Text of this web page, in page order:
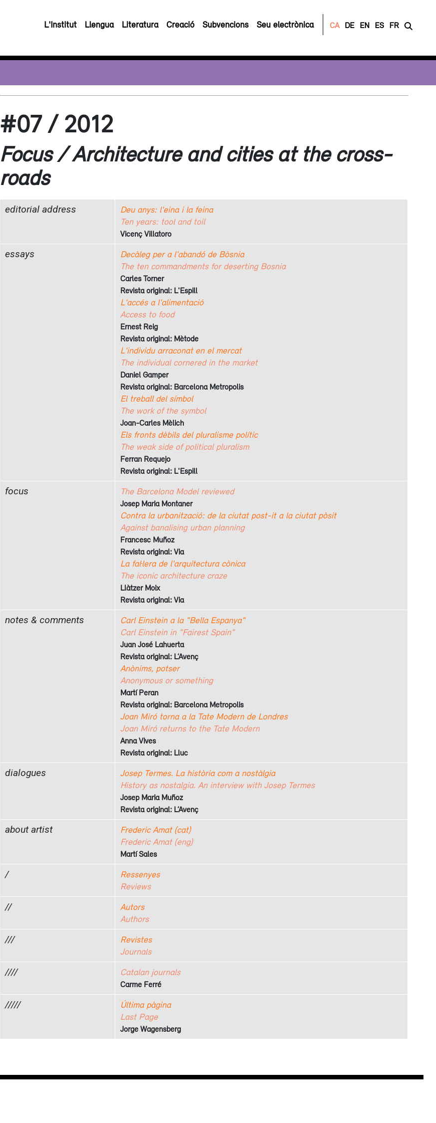
L'Institut Llengua Literatura Creació Subvencions Seu electrònica CA DE EN ES FR
#07 / 2012
Focus / Architecture and cities at the cross-
roads
editorial address
Deu anys: l'eina i la feina
Ten years: tool and toil
Vicenç Villatoro
essays
Decàleg per a l'abandó de Bòsnia
The ten commandments for deserting Bosnia
Carles Torner
Revista original: L'Espill
L'accés a l'alimentació
Access to food
Ernest Reig
Revista original: Mètode
L'individu arraconat en el mercat
The individual cornered in the market
Daniel Gamper
Revista original: Barcelona Metropolis
El treball del símbol
The work of the symbol
Joan-Carles Mèlich
Els fronts dèbils del pluralisme polític
The weak side of political pluralism
Ferran Requejo
Revista original: L'Espill
focus The Barcelona Model reviewed
Josep Maria Montaner
Contra la urbanització: de la ciutat post-it a la ciutat pòsit
Against banalising urban planning
Francesc Muñoz
Revista original: Via
La fal·lera de l'arquitectura cònica
The iconic architecture craze
Llàtzer Moix
Revista original: Via
notes & comments
Carl Einstein a la "Bella Espanya"
Carl Einstein in "Fairest Spain"
Juan José Lahuerta
Revista original: L’Avenç
Anònims, potser
Anonymous or something
Martí Peran
Revista original: Barcelona Metropolis
Joan Miró torna a la Tate Modern de Londres
Joan Miró returns to the Tate Modern
Anna Vives
Revista original: Lluc
dialogues
Josep Termes. La història com a nostàlgia
History as nostalgia. An interview with Josep Termes
Josep Maria Muñoz
Revista original: L’Avenç
about artist
Frederic Amat (cat)
Frederic Amat (eng)
Martí Sales
/
Ressenyes
Reviews
//
Autors
Authors
///
Revistes
Journals
//// Catalan journals
Carme Ferré
/////
Última pàgina
Last Page
Jorge Wagensberg